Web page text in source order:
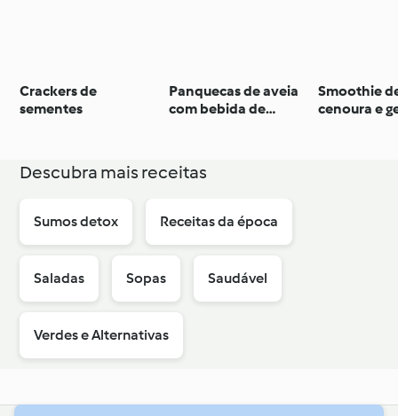
Crackers de
sementes
Panquecas de aveia
com bebida de
Smoothie
cenoura e
Descubra mais receitas
Sumos detox Receitas da época
Saladas Sopas Saudável
Verdes e Alternativas